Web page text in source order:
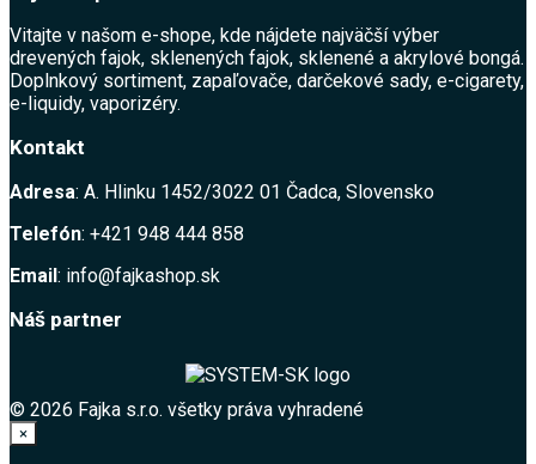
Vitajte v našom e-shope, kde nájdete najväčší výber
drevených fajok, sklenených fajok, sklenené a akrylové bongá.
Doplnkový sortiment, zapaľovače, darčekové sady, e-cigarety,
e-liquidy, vaporizéry.
Kontakt
Adresa: A. Hlinku 1452/3022 01 Čadca, Slovensko
Telefón: +421 948 444 858
Email: info@fajkashop.sk
Náš partner
© 2026 Fajka s.r.o. všetky práva vyhradené
×